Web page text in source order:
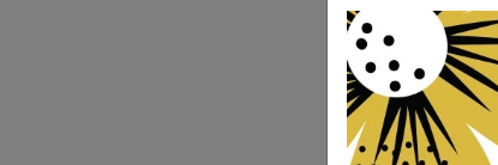
%50